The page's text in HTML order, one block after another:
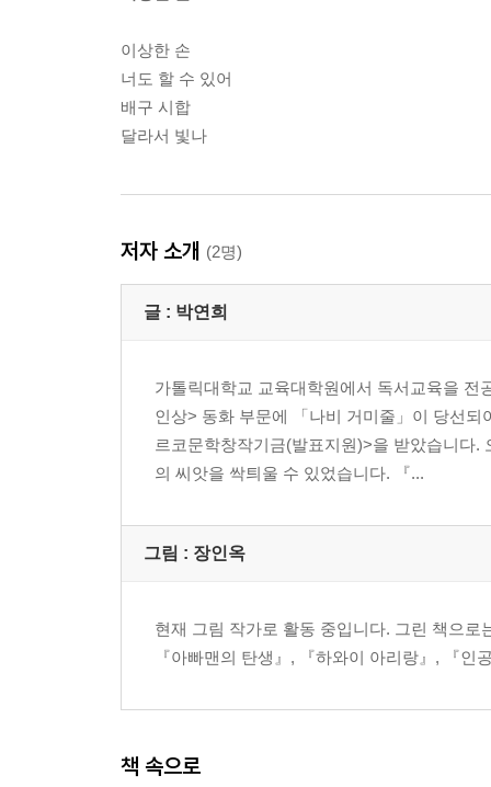
이상한 손
너도 할 수 있어
배구 시합
달라서 빛나
저자 소개 (2명)
글 : 박연희
가톨릭대학교 교육대학원에서 독서교육을 전
인상> 동화 부문에 「나비 거미줄」이 당선
르코문학창작기금(발표지원)>을 받았습니다
의 씨앗을 싹틔울 수 있었습니다. 『...
그림 : 장인옥
현재 그림 작가로 활동 중입니다. 그린 책으
『아빠맨의 탄생』, 『하와이 아리랑』, 『
책 속으로